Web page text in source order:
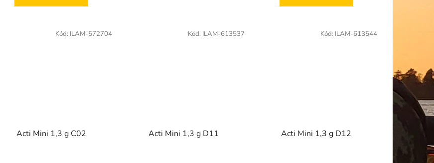
Acti Mini 1,3 g C02
Kód: ILAM-572704
Acti Mini 1,3 g D11
Kód: ILAM-613537
Acti Mini 1,3 g D12
Kód: ILAM-613544